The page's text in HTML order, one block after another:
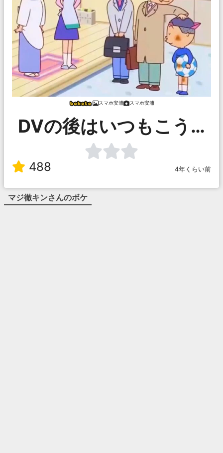
スマホ安浦 スマホ安浦
DVの後はいつもこう…
488 4年くらい前
マジ徹キンさんのボケ